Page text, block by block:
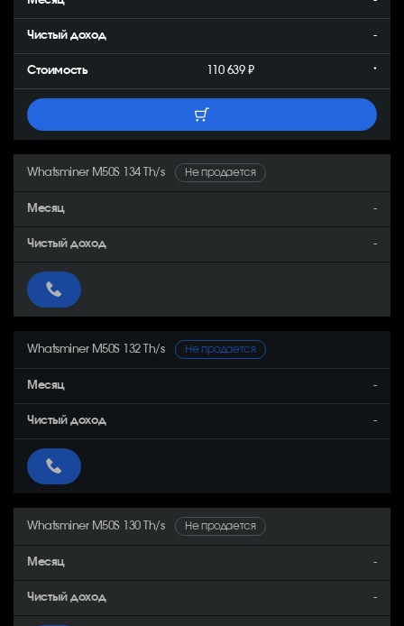
-
110 639 ₽ *
Whatsminer M50S 134 Th/s Не продается
-
-
Whatsminer M50S 132 Th/s Не продается
-
-
Whatsminer M50S 130 Th/s Не продается
-
-